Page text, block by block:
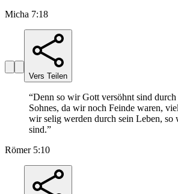
Micha 7:18
Vers Teilen
“Denn so wir Gott versöhnt sind durch
Sohnes, da wir noch Feinde waren,
wir selig werden durch sein Leben, so
sind.”
Römer 5:10